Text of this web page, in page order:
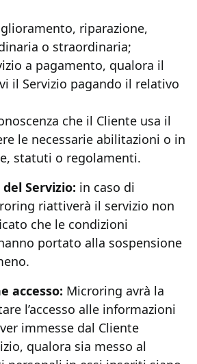
riparazione,
o straordinaria;
a pagamento, qualora il
il Servizio pagando il relativo
che il Cliente usa il
le necessarie abilitazioni o in
statuti o regolamenti.
Servizio: in caso di
riattiverà il servizio non
che le condizioni
portato alla sospensione
accesso: Microring avrà la
l’accesso alle informazioni
immesse dal Cliente
qualora sia messo al